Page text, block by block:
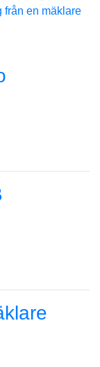
från en mäklare